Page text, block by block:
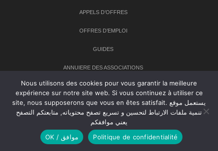
APPELS D’OFFRES
OFFRES D’EMPLOI
GUIDES
ANNUIERE DES ASSOCIATIONS
Newsletter
Inscrivez-vous à notre newsletter pour recevoir les dernières
nouvelles sur TANMIA
Nous utilisons des cookies pour vous garantir la meilleure
expérience sur notre site web. Si vous continuez à utiliser ce
site, nous supposerons que vous en êtes satisfait. يستعمل موقع
تنمية ملفات الارتباط لتحسين و تسريع تصفح محتوياته, متابعتكم التصفح
يعني موافقكم
OK / موافق
Politique de confidentialité